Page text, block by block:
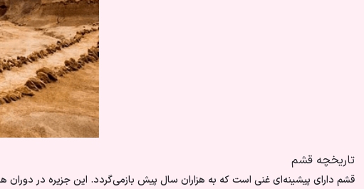
تاریخچه قشم
قشم دارای پیشینه‌ای غنی است که به هزاران سال پیش بازمی‌گردد. این جزیره در